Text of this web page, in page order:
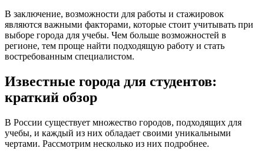
В заключение, возможности для работы и стажировок
являются важными факторами, которые стоит учитывать при
выборе города для учебы. Чем больше возможностей в
регионе, тем проще найти подходящую работу и стать
востребованным специалистом.
Известные города для студентов:
краткий обзор
В России существует множество городов, подходящих для
учебы, и каждый из них обладает своими уникальными
чертами. Рассмотрим несколько из них подробнее.